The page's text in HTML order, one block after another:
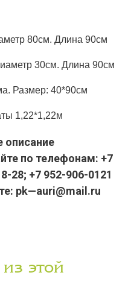
80см. Длина 90см
30см. Длина 90см
Размер: 40*90см
1,22*1,22м
описание
по телефонам: +7
28; +7 952-906-0121
pk—auri@mail.ru
этой